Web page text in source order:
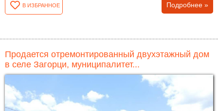
В ИЗБРАННОЕ Подробнее »
Продается отремонтированный двухэтажный дом
в селе Загорци, муниципалитет...